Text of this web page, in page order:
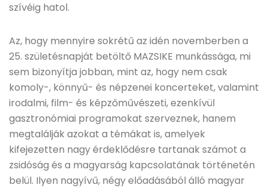
szívéig hatol.
Az, hogy mennyire sokrétű az idén novemberben a
25. születésnapját betöltő MAZSIKE munkássága, mi
sem bizonyítja jobban, mint az, hogy nem csak
komoly-, könnyű- és népzenei koncerteket, valamint
irodalmi, film- és képzőművészeti, ezenkívül
gasztronómiai programokat szerveznek, hanem
megtalálják azokat a témákat is, amelyek
kifejezetten nagy érdeklődésre tartanak számot a
zsidóság és a magyarság kapcsolatának történetén
belül. Ilyen nagyívű, négy előadásából álló magyar